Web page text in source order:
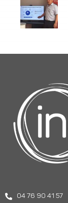
04 76 90 41 57